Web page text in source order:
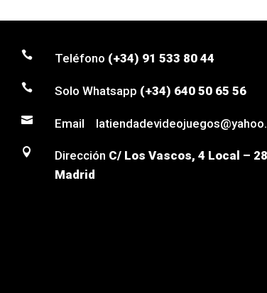
 Teléfono (+34) 91 533 80 44
 Solo Whatsapp (+34) 640 50 65 56
 Email
 Dirección C/ Los Vascos, 4 Local –
Madrid